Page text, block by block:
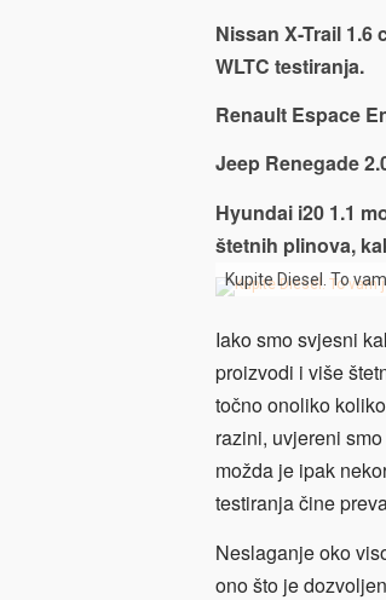
Nissan X-Trail
WLTC testiranja.
Renault Espace
Jeep Renegade
Hyundai i20 1.1
štetnih plinova,
Kupite Diesel. To
Iako smo svjesni
proizvodi i više
točno onoliko
razini, uvjereni
možda je ipak
testiranja čine
Neslaganje oko
ono što je